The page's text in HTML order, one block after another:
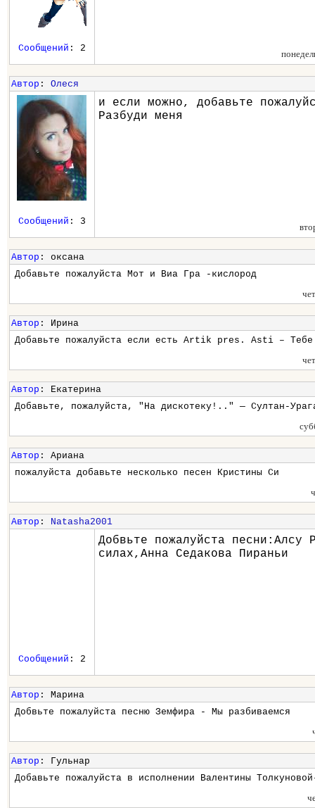
Сообщений : 2
Автор : Олеся
и если можно, добавьте
Разбуди меня
Сообщений : 3
Автор : оксана
Добавьте пожалуйста Мот и Виа Гра -кислород
Автор : Ирина
Добавьте пожалуйста если есть Artik pres. Asti – Тебе
Автор : Екатерина
Добавьте, пожалуйста, "На дискотеку!.." — Султан-
Автор : Ариана
пожалуйста добавьте несколько песен Кристины Си
Автор : Natasha2001
Добвьте пожалуйста песни:Алсу
силах,Анна Седакова Пираньи
Сообщений : 2
Автор : Марина
Добвьте пожалуйста песню Земфира - Мы разбиваемся
Автор : Гульнар
Добавьте пожалуйста в исполнении Валентины